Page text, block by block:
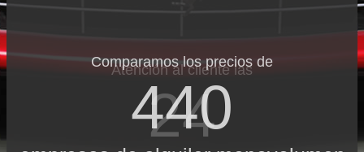
Comparamos los precios de
440
Atención al cliente las
24